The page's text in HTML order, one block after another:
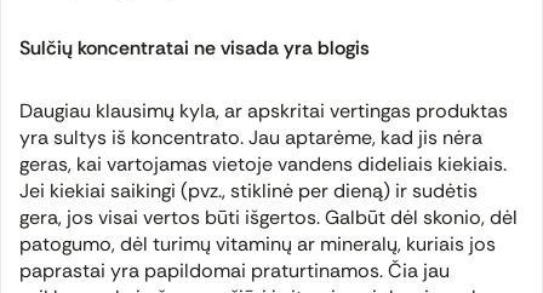
Sulčių koncentratai ne visada yra blogis
Daugiau klausimų kyla, ar apskritai vertingas produktas
yra sultys iš koncentrato. Jau aptarėme, kad jis nėra
geras, kai vartojamas vietoje vandens dideliais kiekiais.
Jei kiekiai saikingi (pvz., stiklinė per dieną) ir sudėtis
gera, jos visai vertos būti išgertos. Galbūt dėl skonio, dėl
patogumo, dėl turimų vitaminų ar mineralų, kuriais jos
paprastai yra papildomai praturtinamos. Čia jau